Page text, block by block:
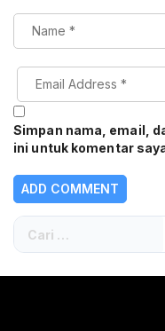
Simpan nama, email,
ini untuk komentar
Cari
untuk: